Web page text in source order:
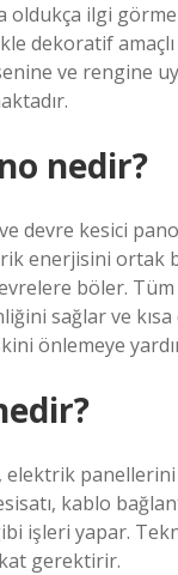
oldukça ilgi
dekoratif
ve rengine
nedir?
devre kesici
enerjisini ortak
böler.
sağlar ve kısa
önlemeye
elektrik
kablo
işleri yapar.
gerektirir.